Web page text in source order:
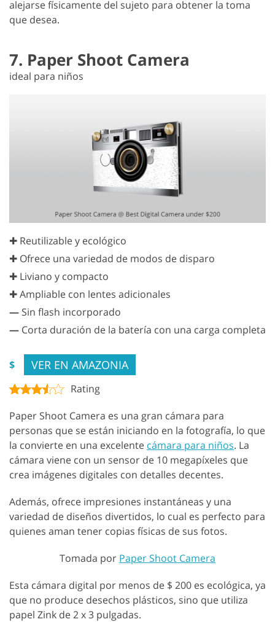
alejarse físicamente del sujeto para obtener la toma
que desea.
7. Paper Shoot Camera
ideal para niños
✚ Reutilizable y ecológico
✚ Ofrece una variedad de modos de disparo
✚ Liviano y compacto
✚ Ampliable con lentes adicionales
— Sin flash incorporado
— Corta duración de la batería con una carga completa
$ VER EN AMAZONIA
Rating
Paper Shoot Camera es una gran cámara para
personas que se están iniciando en la fotografía, lo que
la convierte en una excelente cámara para niños. La
cámara viene con un sensor de 10 megapíxeles que
crea imágenes digitales con detalles decentes.
Además, ofrece impresiones instantáneas y una
variedad de diseños divertidos, lo cual es perfecto para
quienes aman tener copias físicas de sus fotos.
Tomada por Paper Shoot Camera
Esta cámara digital por menos de $ 200 es ecológica, ya
que no produce desechos plásticos, sino que utiliza
papel Zink de 2 x 3 pulgadas.